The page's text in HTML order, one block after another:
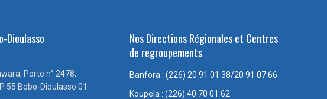
Dioulasso
Porte n° 2478,
55 Bobo-Dioulasso 01
Nos Directions Régionales et Centres
de regroupements
Banfora : (226) 20 91 01 38/20 91 07 66
Koupela : (226) 40 70 01 62